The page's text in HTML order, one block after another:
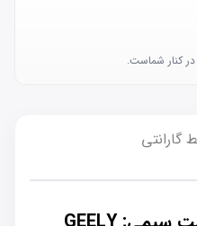
کنار شماست.
گارانتی